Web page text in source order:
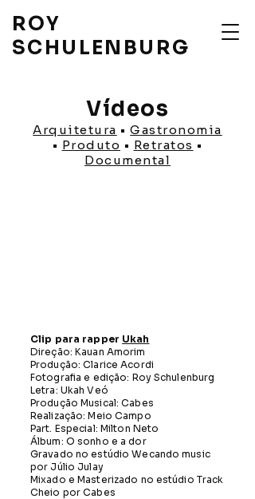
ROY
SCHULENBURG
Vídeos
Arquitetura •Gastronomia
• Produto • Retratos •
Documental
Clip para rapper Ukah
Direção: Kauan Amorim
Produção: Clarice Acordi
Fotografia e edição: Roy Schulenburg
Letra: Ukah Veó
Produção Musical: Cabes
Realização: Meio Campo
Part. Especial: Milton Neto
Álbum: O sonho e a dor
Gravado no estúdio Wecando music
por Júlio Julay
Mixado e Masterizado no estúdio Track
Cheio por Cabes